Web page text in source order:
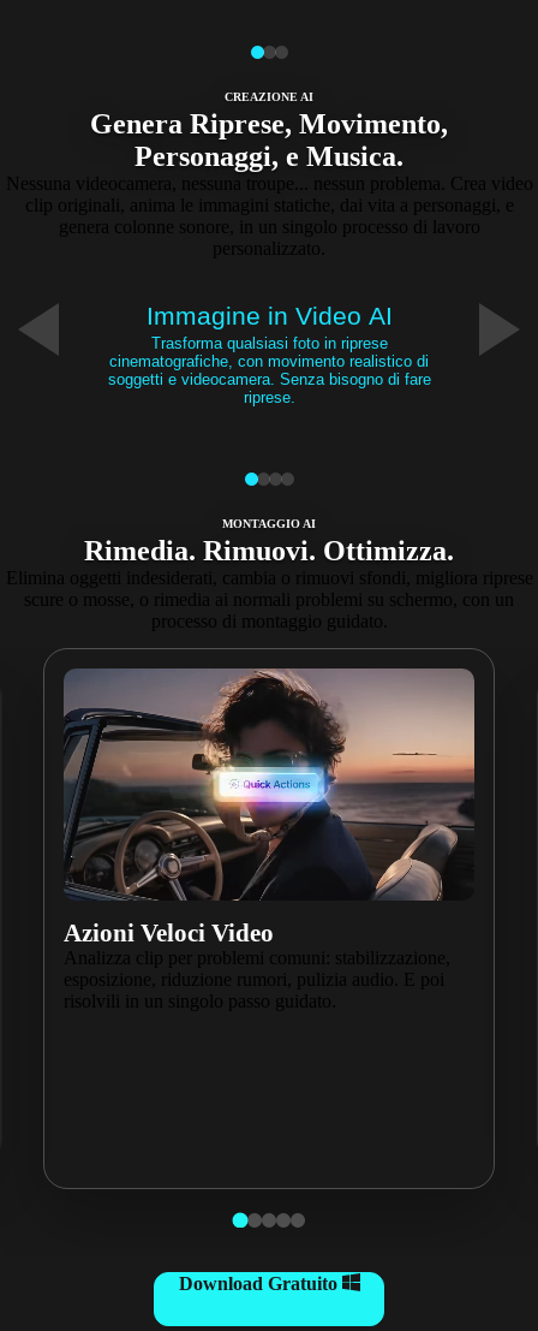
CREAZIONE AI
Genera Riprese, Movimento,
Personaggi​, e Musica.
Nessuna videocamera, nessuna troupe... nessun problema. Crea video
clip originali, anima le immagini statiche, dai vita a personaggi, e
genera colonne sonore, in un singolo processo di lavoro
personalizzato.
Immagine in Video AI
Trasforma qualsiasi foto in riprese
cinematografiche, con movimento realistico di
soggetti e videocamera. Senza bisogno di fare
riprese.
MONTAGGIO AI
Rimedia. Rimuovi. Ottimizza.
Elimina oggetti indesiderati, cambia o rimuovi sfondi, migliora riprese
scure o mosse, o rimedia ai normali problemi su schermo, con un
processo di montaggio guidato.
Azioni Veloci Video
Analizza clip per problemi comuni: stabilizzazione,
esposizione, riduzione rumori, pulizia audio. E poi
risolvili in un singolo passo guidato.
Download Gratuito